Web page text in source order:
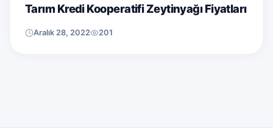
Tarım Kredi Kooperatifi Zeytinyağı Fiyatları
Aralık 28, 2022 201